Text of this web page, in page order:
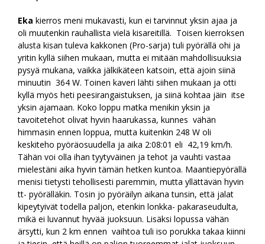
Eka kierros meni mukavasti, kun ei tarvinnut yksin ajaa ja
oli muutenkin rauhallista vielä kisareitillä. Toisen kierroksen
alusta kisan tuleva kakkonen (Pro-sarja) tuli pyörällä ohi ja
yritin kyllä siihen mukaan, mutta ei mitään mahdollisuuksia
pysyä mukana, vaikka jälkikäteen katsoin, että ajoin siinä
minuutin 364 W. Toinen kaveri lähti siihen mukaan ja otti
kyllä myös heti peesirangaistuksen, ja siinä kohtaa jäin itse
yksin ajamaan. Koko loppu matka menikin yksin ja
tavoitetehot olivat hyvin haarukassa, kunnes vähän
himmasin ennen loppua, mutta kuitenkin 248 W oli
keskiteho pyöräosuudella ja aika 2:08:01 eli 42,19 km/h.
Tähän voi olla ihan tyytyväinen ja tehot ja vauhti vastaa
mielestäni aika hyvin tämän hetken kuntoa. Maantiepyörällä
menisi tietysti tehollisesti paremmin, mutta yllättävän hyvin
tt- pyörälläkin. Tosin jo pyöräilyn aikana tunsin, että jalat
kipeytyivät todella paljon, etenkin lonkka- pakaraseudulta,
mikä ei luvannut hyvää juoksuun. Lisäksi lopussa vähän
ärsytti, kun 2 km ennen vaihtoa tuli iso porukka takaa kiinni